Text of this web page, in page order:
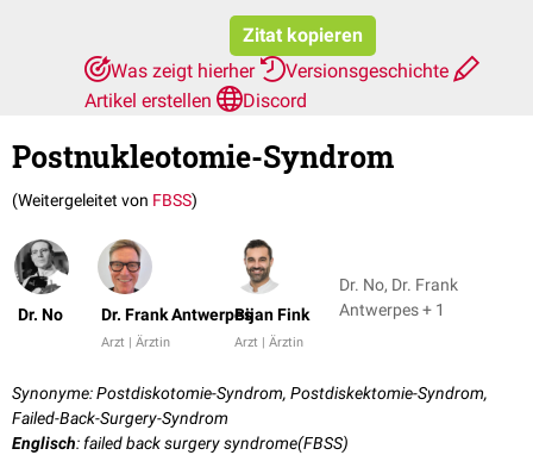
Zitat kopieren
Was zeigt hierher
Versionsgeschichte
Artikel erstellen
Discord
Postnukleotomie-Syndrom
(Weitergeleitet von FBSS)
Dr. No Dr. Frank Antwerpes
Arzt | Ärztin
Bijan Fink
Arzt | Ärztin
Dr. No, Dr. Frank
Antwerpes + 1
Synonyme: Postdiskotomie-Syndrom, Postdiskektomie-Syndrom,
Failed-Back-Surgery-Syndrom
Englisch: failed back surgery syndrome(FBSS)